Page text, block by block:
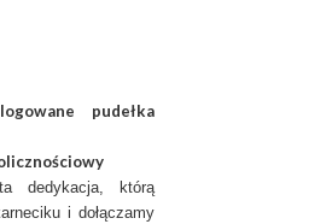
pudełka
dedykacja, którą
i dołączamy